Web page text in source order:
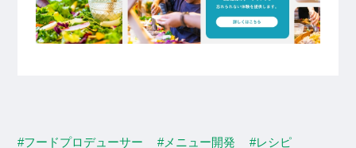
#フードプロデューサー #メニュー開発 #レシピ